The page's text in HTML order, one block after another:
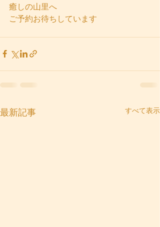
癒しの山里へ
ご予約お待ちしています
最新記事 すべて表示